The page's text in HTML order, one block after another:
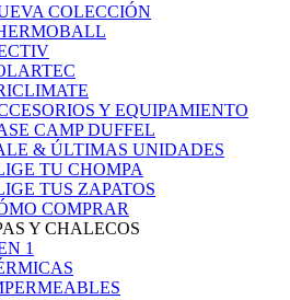
COLECCIÓN
Y EQUIPAMIENTO
CAMP DUFFEL
& ÚLTIMAS UNIDADES
TU CHOMPA
TUS ZAPATOS
COMPRAR
Y CHALECOS
1